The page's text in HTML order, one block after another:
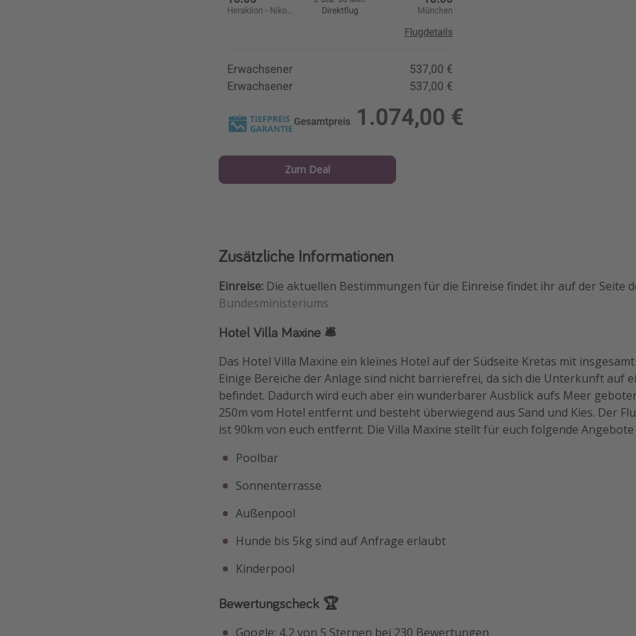
Zum Deal
Zusätzliche Informationen
Einreise: Die aktuellen Bestimmungen für die Einreise findet ihr auf der Seite
Bundesministeriums
Hotel Villa Maxine 🛎️
Das Hotel Villa Maxine ein kleines Hotel auf der Südseite Kretas mit
Einige Bereiche der Anlage sind nicht barrierefrei, da sich die Unterkunft auf
befindet. Dadurch wird euch aber ein wunderbarer Ausblick aufs Meer
250m vom Hotel entfernt und besteht überwiegend aus Sand und Kies. Der
ist 90km von euch entfernt. Die Villa Maxine stellt für euch folgende
Poolbar
Sonnenterrasse
Außenpool
Hunde bis 5kg sind auf Anfrage erlaubt
Kinderpool
Bewertungscheck 🏆
Google: 4,2 von 5 Sternen bei 230 Bewertungen